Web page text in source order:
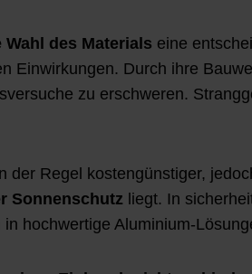
Wahl des Materials eine
Einwirkungen. Durch ihre
zu erschweren.
der Regel kostengünstiger,
Sonnenschutz liegt. In
hochwertige Aluminium-